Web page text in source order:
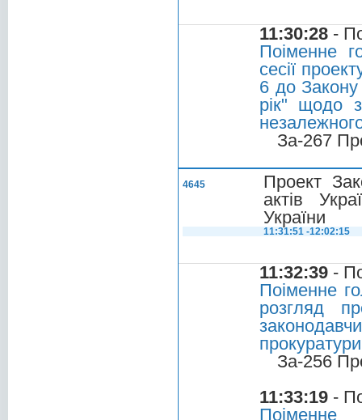
11:30:28 -
Поіменне
сесії
6 до
рік" щодо
За-267
4645
Проект
актів
України
11:31:51 -12:02:15
11:32:39 -
Поіменне
розгляд
За-256
11:33:19 -
Поіменне